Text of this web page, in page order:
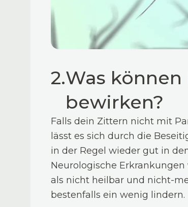
2.Was
bewirken?
Falls dein Zittern nicht mit
lässt es sich durch die
in der Regel wieder gut in
Neurologische
als nicht heilbar und nicht-
bestenfalls ein wenig lindern.